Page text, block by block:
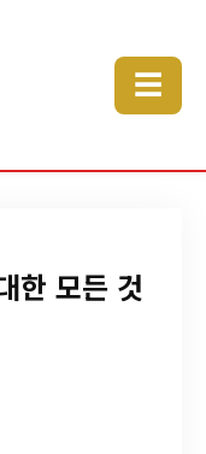
☰
한 모든 것